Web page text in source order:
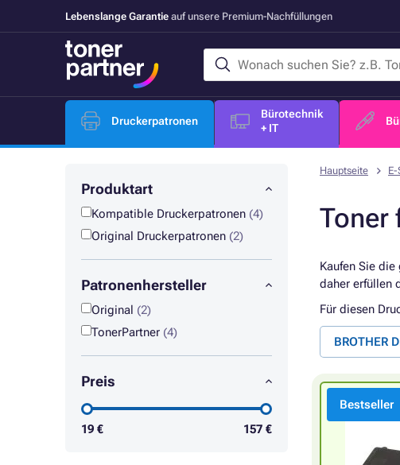
Lebenslange Garantie auf unsere Premium-Nachfüllungen
Druckerpatronen
Bürotechnik
+ IT
Produktart
Kompatible Druckerpatronen (4)
Original Druckerpatronen (2)
Patronenhersteller
Original (2)
TonerPartner (4)
Preis
19 € 157 €
Hauptseite
Toner
Kaufen Sie
daher erfüllen
Für diesen
BROTHER
Bestseller